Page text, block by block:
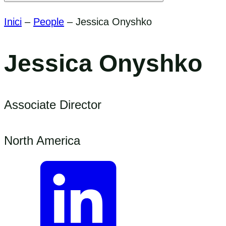
Inici – People – Jessica Onyshko
Jessica Onyshko
Associate Director
North America